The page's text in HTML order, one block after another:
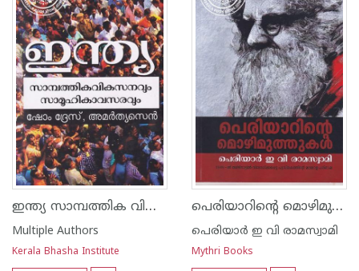
ഇന്ത്യ സാമ്പത്തിക വികസവനും സാമൂഹികാവസരവും
Multiple Authors
Kerala Bhasha Institute
പെരിയാറിന്റെ മൊഴിമുത്തുകള്‍
പെരിയാര്‍ ഇ വി രാമസ്വാമി
Mythri Books